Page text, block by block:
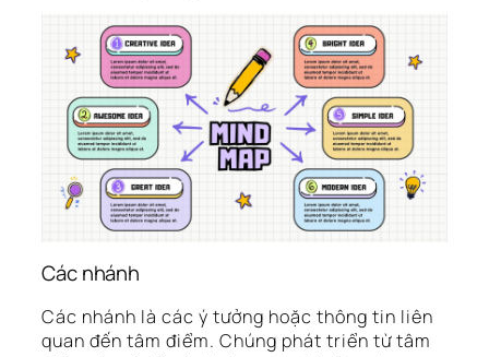
Các nhánh
Các nhánh là các ý tưởng hoặc thông tin liên
quan đến tâm điểm. Chúng phát triển từ tâm